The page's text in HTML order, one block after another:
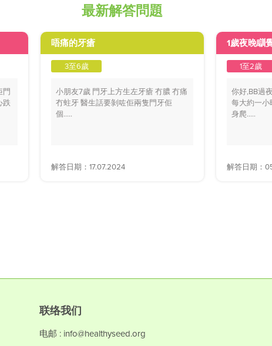
最新解答問題
門
跌
唔痛的牙瘡
3至6歲
小朋友7歲 門牙上方生左牙瘡 冇膿 冇痛
冇蛀牙 醫生話要剝咗佢兩隻門牙佢
個.....
解答日期：17.07.2024
1歲夜晚瞓
1至2歲
你好,BB過
每大約一小
身爬.....
解答日期：
联络我们
电邮 : info@healthyseed.org